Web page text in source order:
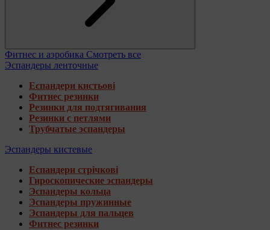
Фитнес и аэробика Смотреть все
Эспандеры ленточные
Еспандери кистьові
Фитнес резинки
Резинки для подтягивания
Резинки с петлями
Трубчатые эспандеры
Эспандеры кистевые
Еспандери стрічкові
Гироскопические эспандеры
Эспандеры кольца
Эспандеры пружинные
Эспандеры для пальцев
Фитнес резинки